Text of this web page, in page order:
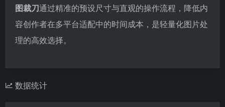
图裁刀通过精准的预设尺寸与直观的操作流程，降低内
容创作者在多平台适配中的时间成本，是轻量化图片处
理的高效选择。
数据统计